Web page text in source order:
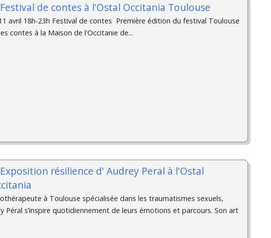
de contes à l'Ostal Occitania Toulouse
avril 18h-23h Festival de contes ­ Première édition du festival Toulouse
contes à la Maison de l'Occitanie de...
résilience d'­ Audrey Peral à l'Ostal
à Toulouse spécialisée dans les traumatismes sexuels,
Péral s’inspire quotidiennement de leurs émotions et parcours. Son art